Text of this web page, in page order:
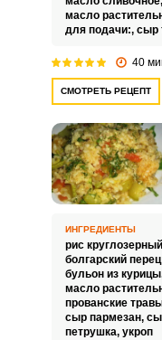
масло
для подачи:, сыр
40
СМОТРЕТЬ РЕЦЕПТ
ИНГРЕДИЕНТЫ
рис
болгарский
бульон из
масло
прованские
сыр пармезан,
петрушка, укроп